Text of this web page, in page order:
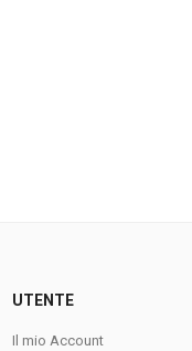
UTENTE
Il mio Account